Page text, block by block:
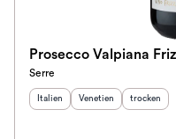
Prosecco Valpiana
Serre
Herkunftsland:
Italien Herkunftsregion:
Venetien Geschmack
trocken